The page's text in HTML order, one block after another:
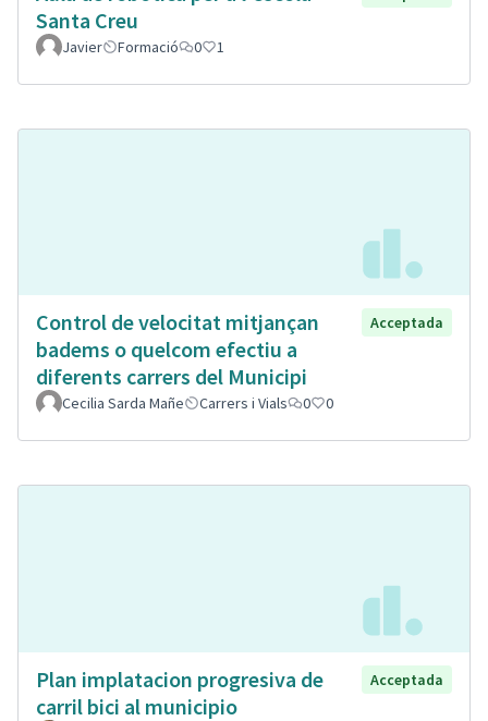
Santa Creu
Javier Formació 0 1
Control de velocitat mitjançan
badems o quelcom efectiu a
diferents carrers del Municipi
Acceptada
Cecilia Sarda Mañe Carrers i Vials 0 0
Plan implatacion progresiva de
carril bici al municipio
Acceptada